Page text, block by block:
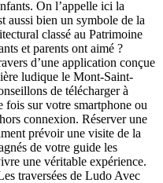
On l’appelle ici la
aussi bien un symbole de la
classé au Patrimoine
et parents ont aimé ?
d’une application conçue
ludique le Mont-Saint-
de télécharger à
fois sur votre smartphone ou
connexion. Réserver une
prévoir une visite de la
de votre guide les
une véritable expérience.
traversées de Ludo Avec